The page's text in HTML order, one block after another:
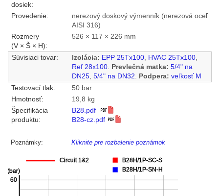
dosiek:
Provedenie:
nerezový doskový výmenník (nerezová oceľ
AISI 316)
Rozmery
(V × Š × H):
526 × 117 × 226 mm
Súvisiaci tovar: Izolácia: EPP 25Tx100, HVAC 25Tx100,
Ref 28x100. Prevlečná matka: 5/4" na
DN25, 5/4" na DN32. Podpera: veľkosť M
Testovací tlak:
50 bar
Hmotnosť:
19,8 kg
Špecifikácia
produktu:
B28.pdf
B28-cz.pdf
Poznámky: Kliknite pre rozbalenie poznámok